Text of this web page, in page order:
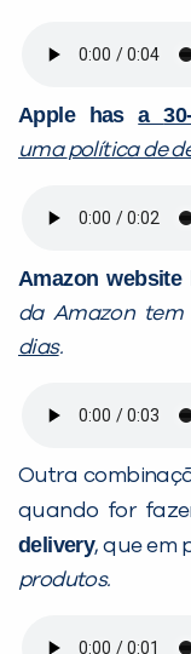
Apple hasa
umapolítica de
Amazon website
daAmazon tem
dias.
Outra
quando for
delivery, que em
produtos.